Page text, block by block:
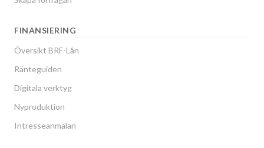
FINANSIERING
Översikt BRF-Lån
Ränteguiden
Digitala verktyg
Nyproduktion
Intresseanmälan